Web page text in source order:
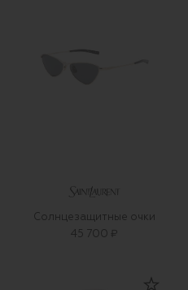
Солнцезащитные очки
45 700 ₽